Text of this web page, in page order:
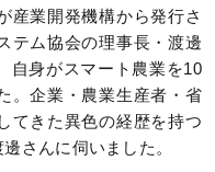
産業開発機構から発行さ
テム協会の理事長・渡邊
自身がスマート農業を10
。企業・農業生産者・省
てきた異色の経歴を持つ
さんに伺いました。